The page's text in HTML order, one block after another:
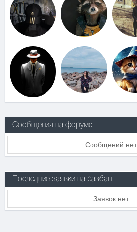
Сообщения на форуме
Сообщений нет
Последние заявки на разбан
Заявок нет